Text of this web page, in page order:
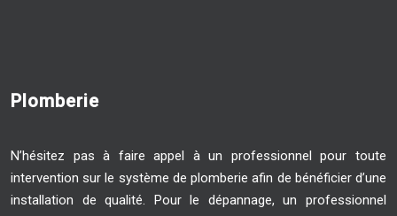
Plomberie
N’hésitez pas à faire appel à un professionnel pour toute
intervention sur le système de plomberie afin de bénéficier d’une
installation de qualité. Pour le dépannage, un professionnel